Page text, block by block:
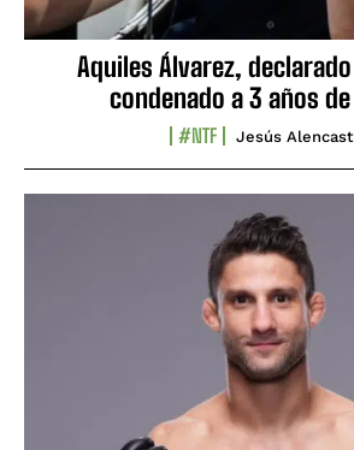
Aquiles Álvarez,
condenado a 3 años
#NTF Jesús